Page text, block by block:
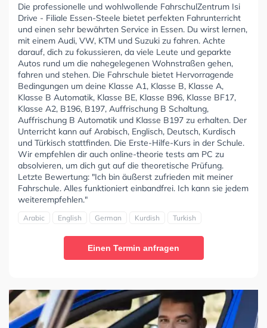
Die professionelle und wohlwollende FahrschulZentrum Isi
Drive - Filiale Essen-Steele bietet perfekten Fahrunterricht
und einen sehr bewährten Service in Essen. Du wirst lernen,
mit einem Audi, VW, KTM und Suzuki zu fahren. Achte
darauf, dich zu fokussieren, da viele Leute und geparkte
Autos rund um die nahegelegenen Wohnstraßen gehen,
fahren und stehen. Die Fahrschule bietet Hervorragende
Bedingungen um deine Klasse A1, Klasse B, Klasse A,
Klasse B Automatik, Klasse BE, Klasse B96, Klasse BF17,
Klasse A2, B196, B197, Auffrischung B Schaltung,
Auffrischung B Automatik und Klasse B197 zu erhalten. Der
Unterricht kann auf Arabisch, Englisch, Deutsch, Kurdisch
und Türkisch stattfinden. Die Erste-Hilfe-Kurs in der Schule.
Wir empfehlen dir auch online-theorie tests am PC zu
absolvieren, um dich gut auf die theoretische Prüfung.
Letzte Bewertung: "Ich bin äußerst zufrieden mit meiner
Fahrschule. Alles funktioniert einbandfrei. Ich kann sie jedem
weiterempfehlen."
Arabic English German Kurdish Turkish
Einen Termin anfragen